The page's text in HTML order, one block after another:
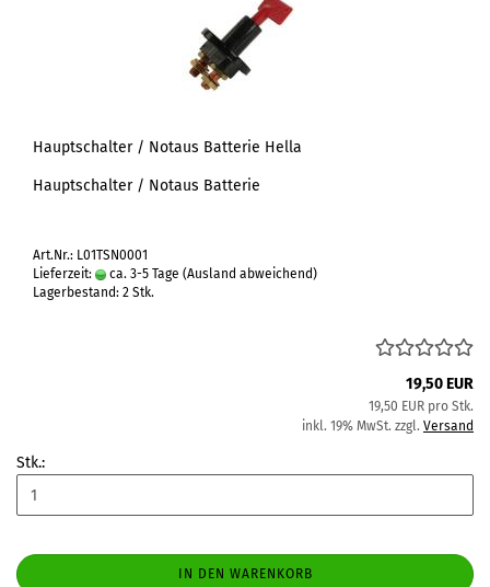
Hauptschalter / Notaus Batterie Hella
Hauptschalter / Notaus Batterie
Art.Nr.: L01TSN0001
Lieferzeit:
ca. 3-5 Tage (Ausland abweichend)
Lagerbestand: 2 Stk.
19,50 EUR
19,50 EUR pro Stk.
inkl. 19% MwSt. zzgl. Versand
Stk.:
IN DEN WARENKORB